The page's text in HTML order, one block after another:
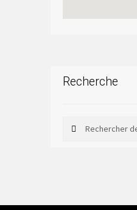
Recherche